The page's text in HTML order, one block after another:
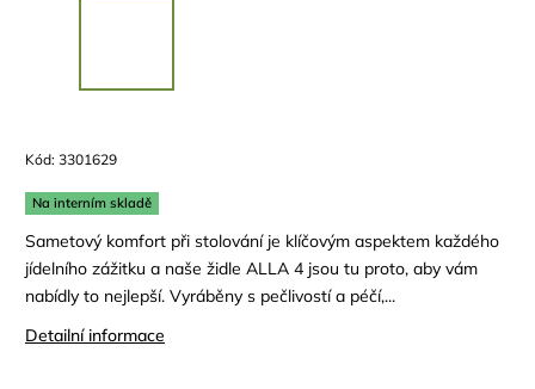
Kód: 3301629
Na interním skladě
Sametový komfort při stolování je klíčovým aspektem každého
jídelního zážitku a naše židle ALLA 4 jsou tu proto, aby vám
nabídly to nejlepší. Vyráběny s pečlivostí a péčí,...
Detailní informace